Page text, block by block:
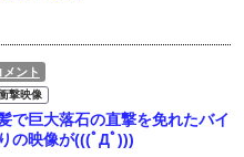
メント
撃映像
で巨大落石の直撃を免れたバイ
の映像が(((ﾟДﾟ)))